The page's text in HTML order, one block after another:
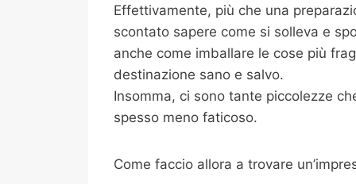
Effettivamente, più che una
scontato sapere come si solleva e
anche come imballare le cose più
destinazione sano e salvo.
Insomma, ci sono tante piccolezze
spesso meno faticoso.
Come faccio allora a trovare